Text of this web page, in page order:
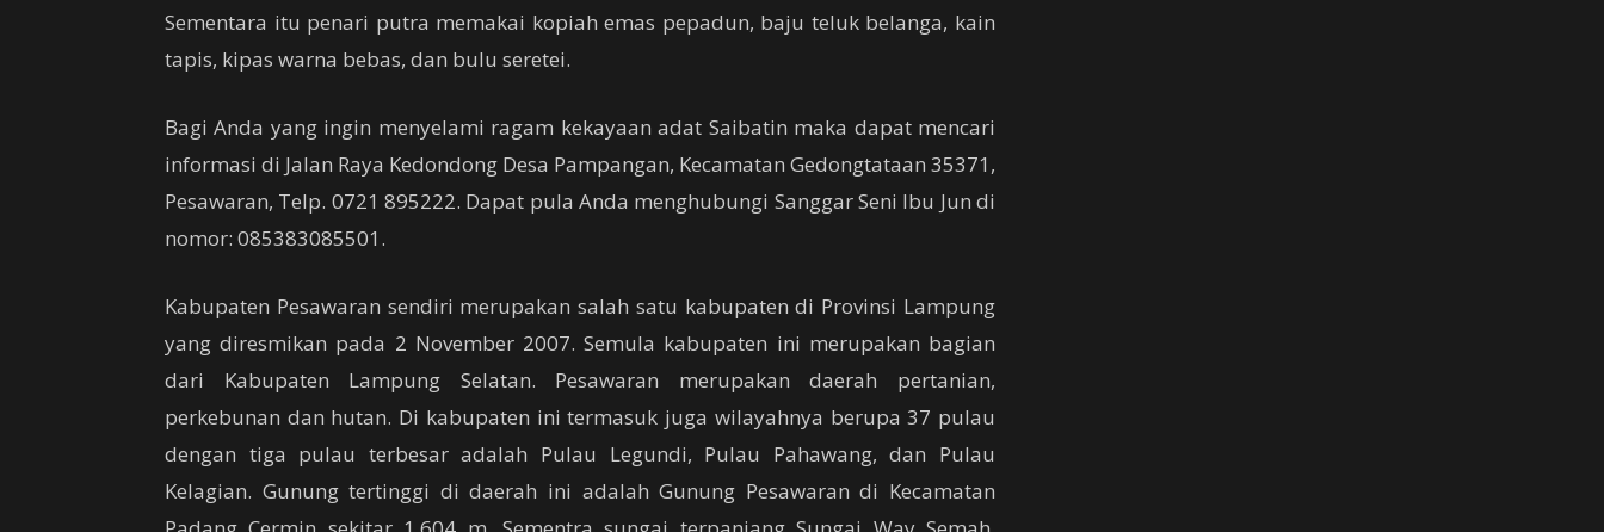
Sementara itu penari putra memakai kopiah emas pepadun, baju teluk belanga, kain
tapis, kipas warna bebas, dan bulu seretei.
Bagi Anda yang ingin menyelami ragam kekayaan adat Saibatin maka dapat mencari
informasi di Jalan Raya Kedondong Desa Pampangan, Kecamatan Gedongtataan 35371,
Pesawaran, Telp. 0721 895222. Dapat pula Anda menghubungi Sanggar Seni Ibu Jun di
nomor: 085383085501.
Kabupaten Pesawaran sendiri merupakan salah satu kabupaten di Provinsi Lampung
yang diresmikan pada 2 November 2007. Semula kabupaten ini merupakan bagian
dari Kabupaten Lampung Selatan. Pesawaran merupakan daerah pertanian,
perkebunan dan hutan. Di kabupaten ini termasuk juga wilayahnya berupa 37 pulau
dengan tiga pulau terbesar adalah Pulau Legundi, Pulau Pahawang, dan Pulau
Kelagian. Gunung tertinggi di daerah ini adalah Gunung Pesawaran di Kecamatan